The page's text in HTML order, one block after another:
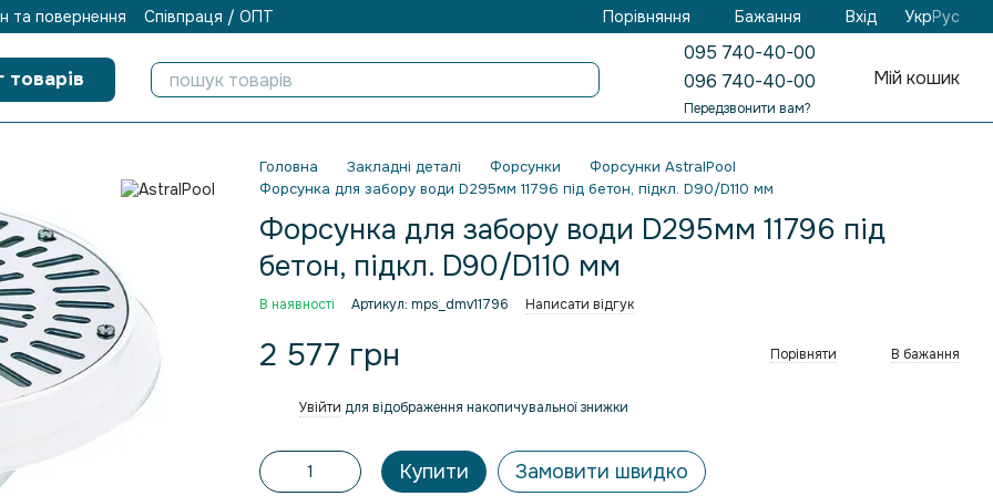
та повернення Співпраця / ОПТ Порівняння Бажання Вхід УкрРус
товарів
095 740-40-00
096 740-40-00
Передзвонити вам?
Мій кошик
Головна Закладні деталі Форсунки
Форсунки AstralPool
Форсунка для забору води D295мм 11796 під бетон, підкл. D90/D110 мм
Форсунка для забору води D295мм 11796 під
бетон, підкл. D90/D110 мм
В наявності Артикул: mps_dmv11796 Написати відгук
2 577 грн Порівняти В бажання
Увійти для відображення накопичувальної знижки
Купити Замовити швидко